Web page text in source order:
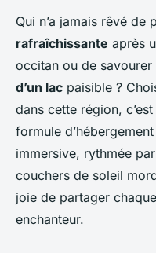
Qui n’a jamais rêvé de
rafraîchissante après
occitan ou de
d’un lac paisible ?
dans cette région,
formule
immersive, rythmée
couchers de soleil
joie de partager
enchanteur.